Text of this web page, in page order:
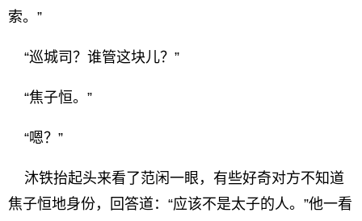
索。”
“巡城司？谁管这块儿？”
“焦子恒。”
“嗯？”
沐铁抬起头来看了范闲一眼，有些好奇对方不知道
焦子恒地身份，回答道：“应该不是太子的人。”他一看